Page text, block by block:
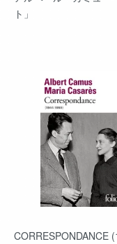
ト」
CORRESPONDANCE